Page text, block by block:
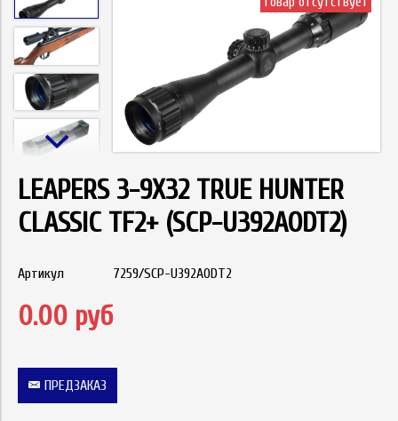
LEAPERS 3-9X32 TRUE HUNTER
CLASSIC TF2+ (SCP-U392AODT2)
Артикул 7259/SCP-U392AODT2
0.00 руб
ПРЕДЗАКАЗ